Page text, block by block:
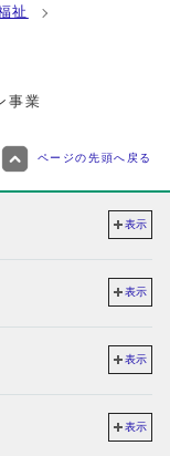
祉
事業
ページの先頭へ戻る
表示
表示
表示
表示